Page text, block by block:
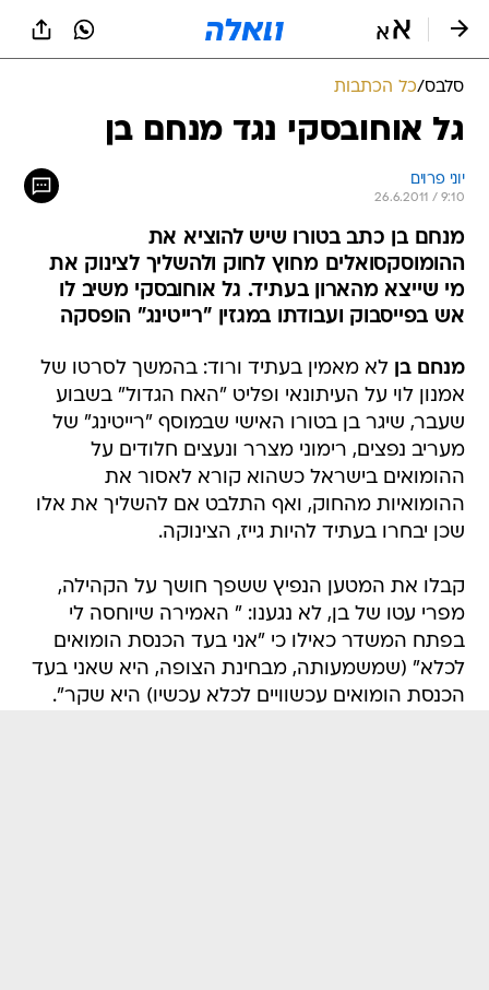
סלבס/כל הכתבות
גל אוחובסקי נגד מנחם בן
יוני פרוים
26.6.2011 / 9:10
מנחם בן כתב בטורו שיש להוציא את
ההומוסקסואלים מחוץ לחוק ולהשליך לצינוק את
מי שייצא מהארון בעתיד. גל אוחובסקי משיב לו
אש בפייסבוק ועבודתו במגזין "רייטינג" הופסקה
מנחם בן לא מאמין בעתיד ורוד: בהמשך לסרטו של
אמנון לוי על העיתונאי ופליט "האח הגדול" בשבוע
שעבר, שיגר בן בטורו האישי שבמוסף "רייטינג" של
מעריב נפצים, רימוני מצרר ונעצים חלודים על
ההומואים בישראל כשהוא קורא לאסור את
ההומואיות מהחוק, ואף התלבט אם להשליך את אלו
שכן יבחרו בעתיד להיות גייז, הצינוקה.
קבלו את המטען הנפיץ ששפך חושך על הקהילה,
מפרי עטו של בן, לא נגענו: " האמירה שיוחסה לי
בפתח המשדר כאילו כי "אני בעד הכנסת הומואים
לכלא" (שמשמעותה, מבחינת הצופה, היא שאני בעד
הכנסת הומואים עכשוויים לכלא עכשיו) היא שקר".